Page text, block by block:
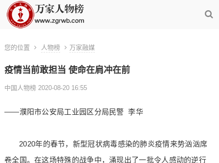
您的位置 人物榜 万家融媒
疫情当前敢担当 使命在肩冲在前
中国人物榜 2020-08-20 16:55
——濮阳市公安局工业园区分局民警 李华
2020年的春节，新型冠状病毒感染的肺炎疫情来势汹汹席
卷全国。在这场特殊的战争中，涌现出了一批令人感动的逆行